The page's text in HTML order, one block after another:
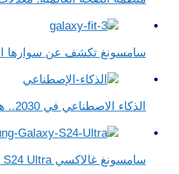
سامسونغ تكشف عن سوارها
الذكاء الاصطناعي في 2030.. هل سيتنبأ بالمستقبل…
سامسونغ غالاكسي Samsung Galaxy S24 Ultra